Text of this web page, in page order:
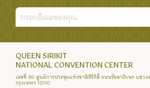
QUEEN SIRIKIT
NATIONAL CONVENTION CENTER
เลขที่ 60 ศูนย์การประชุมแห่งชาติสิริกิติ์ ถนนรัชดาภิเษก แขวง
กรุงเทพฯ 10110